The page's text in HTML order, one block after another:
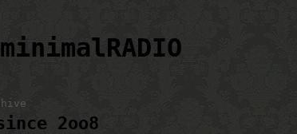
2oo8